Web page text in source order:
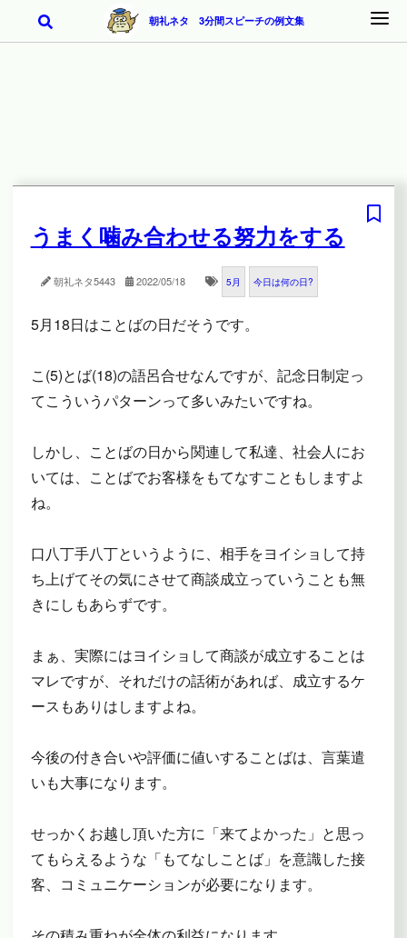
朝礼ネタ 3分間スピーチの例文集
うまく噛み合わせる努力をする
朝礼ネタ5443 2022/05/18 5月 今日は何の日?
5月18日はことばの日だそうです。
こ(5)とば(18)の語呂合せなんですが、記念日制定っ
てこういうパターンって多いみたいですね。
しかし、ことばの日から関連して私達、社会人にお
いては、ことばでお客様をもてなすこともしますよ
ね。
口八丁手八丁というように、相手をヨイショして持
ち上げてその気にさせて商談成立っていうことも無
きにしもあらずです。
まぁ、実際にはヨイショして商談が成立することは
マレですが、それだけの話術があれば、成立するケ
ースもありはしますよね。
今後の付き合いや評価に値いすることばは、言葉遣
いも大事になります。
せっかくお越し頂いた方に「来てよかった」と思っ
てもらえるような「もてなしことば」を意識した接
客、コミュニケーションが必要になります。